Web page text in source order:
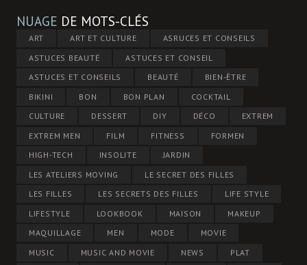
NUAGE DE MOTS-CLÉS
ART ART ET CULTURE
ASRUCES ET CONSEILS
ASTUCES BEAUTÉ
ASTUCES ET CONSEIL
ASTUCES ET CONSEILS
BEAUTÉ
BIEN-ÊTRE
BIKINI
BON BON PLAN
COCKTAIL
CULTURE
DESSERT DIY DÉCO
EXTREM
EXTREM MEN
FILM FITNESS
FORMEN
HIGH-TECH
INSOLITE
JARDIN
LES ATELIERS MOVING
LE SECRET DES FILLES
LES FILLES
LES SECRETS DES FILLES
LIFE STYLE
LIFESTYLE
LOOKBOOK MAISON
MAKEUP
MAQUILLAGE
MEN MODE
MOVIE
MUSIC
MUSIC AND MOVIE NEWS PLAT